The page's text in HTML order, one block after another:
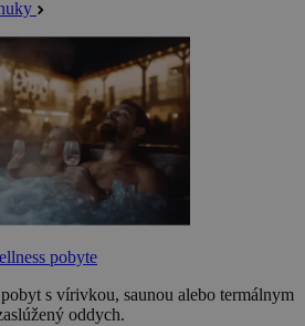
pobyte
s vírivkou, saunou alebo termálnym
oddych.